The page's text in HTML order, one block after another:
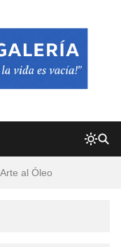
al Óleo